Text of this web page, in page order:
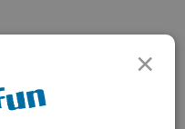
Anmeldelser
×